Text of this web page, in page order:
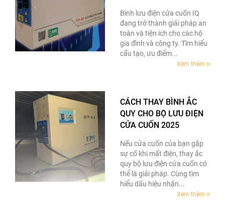
Bình lưu điện cửa cuốn IQ
đang trở thành giải pháp an
toàn và tiện ích cho các hộ
gia đình và công ty. Tìm hiểu
cấu tạo, ưu điểm...
Xem thêm
CÁCH THAY BÌNH ẮC
QUY CHO BỘ LƯU ĐIỆN
CỬA CUỐN 2025
Nếu cửa cuốn của bạn gặp
sự cố khi mất điện, thay ắc
quy bộ lưu điện cửa cuốn có
thể là giải pháp. Cùng tìm
hiểu dấu hiệu nhận...
Xem thêm